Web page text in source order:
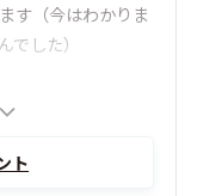
す（今はわかりま
した）
ト